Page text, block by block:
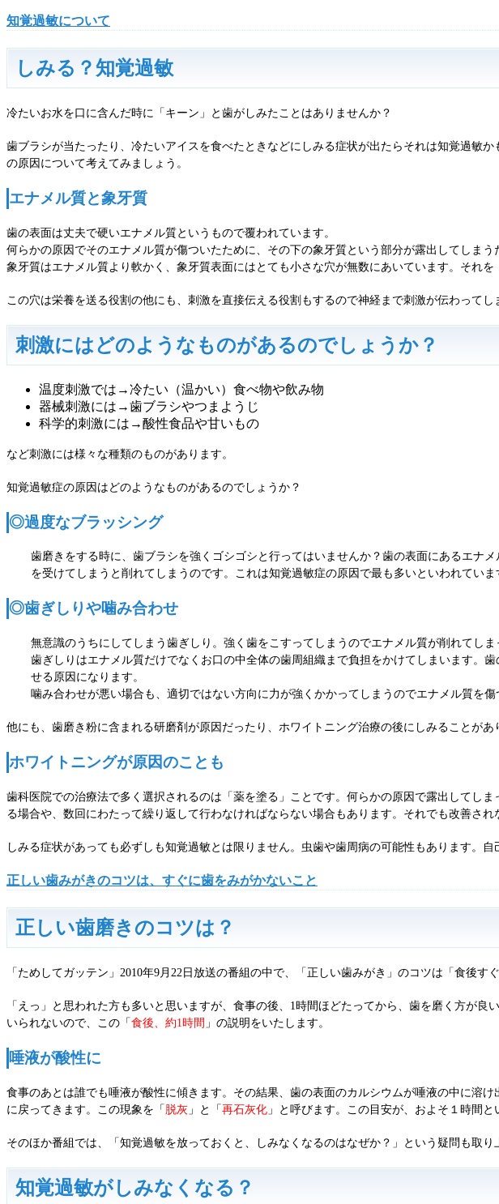
知覚過敏について
しみる？知覚過敏
冷たいお水を口に含んだ時に「キーン」と歯がしみたことはありませんか？
歯ブラシが当たったり、冷たいアイスを食べたときなどにしみる症状が出たらそれは知覚過敏
の原因について考えてみましょう。
エナメル質と象牙質
歯の表面は丈夫で硬いエナメル質というもので覆われています。
何らかの原因でそのエナメル質が傷ついたために、その下の象牙質という部分が露出してしまう
象牙質はエナメル質より軟かく、象牙質表面にはとても小さな穴が無数にあいています。それを
この穴は栄養を送る役割の他にも、刺激を直接伝える役割もするので神経まで刺激が伝わって
刺激にはどのようなものがあるのでしょうか？
温度刺激では→冷たい（温かい）食べ物や飲み物
器械刺激には→歯ブラシやつまようじ
科学的刺激には→酸性食品や甘いもの
など刺激には様々な種類のものがあります。
知覚過敏症の原因はどのようなものがあるのでしょうか？
◎過度なブラッシング
歯磨きをする時に、歯ブラシを強くゴシゴシと行ってはいませんか？歯の表面にあるエナ
を受けてしまうと削れてしまうのです。これは知覚過敏症の原因で最も多いといわれていま
◎歯ぎしりや噛み合わせ
無意識のうちにしてしまう歯ぎしり。強く歯をこすってしまうのでエナメル質が削れてしま
歯ぎしりはエナメル質だけでなくお口の中全体の歯周組織まで負担をかけてしまいます。
せる原因になります。
噛み合わせが悪い場合も、適切ではない方向に力が強くかかってしまうのでエナメル質を傷
他にも、歯磨き粉に含まれる研磨剤が原因だったり、ホワイトニング治療の後にしみることがあ
ホワイトニングが原因のことも
歯科医院での治療法で多く選択されるのは「薬を塗る」ことです。何らかの原因で露出してし
る場合や、数回にわたって繰り返して行わなければならない場合もあります。それでも改善さ
しみる症状があっても必ずしも知覚過敏とは限りません。虫歯や歯周病の可能性もあります。
正しい歯みがきのコツは、すぐに歯をみがかないこと
正しい歯磨きのコツは？
「ためしてガッテン」2010年9月22日放送の番組の中で、「正しい歯みがき」のコツは「食後す
「えっ」と思われた方も多いと思いますが、食事の後、1時間ほどたってから、歯を磨く方が
いられないので、この「 食後、約1時間 」の説明をいたします。
唾液が酸性に
食事のあとは誰でも唾液が酸性に傾きます。その結果、歯の表面のカルシウムが唾液の中に溶
に戻ってきます。この現象を「 脱灰 」と「 再石灰化 」と呼びます。この目安が、およそ１時間と
そのほか番組では、「知覚過敏を放っておくと、しみなくなるのはなぜか？」という疑問も取り
知覚過敏がしみなくなる？